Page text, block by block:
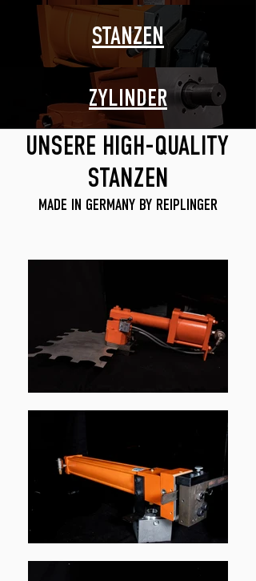
STANZEN
ZYLINDER
UNSERE HIGH-QUALITY
STANZEN
MADE IN GERMANY BY REIPLINGER